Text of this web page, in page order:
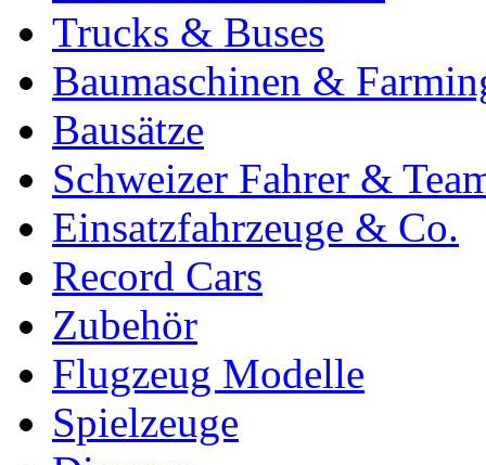
Trucks & Buses
Baumaschinen &
Bausätze
Schweizer Fahrer &
Einsatzfahrzeuge & Co.
Record Cars
Zubehör
Flugzeug Modelle
Spielzeuge